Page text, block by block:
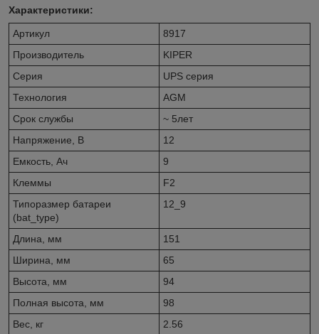
Характеристики:
Артикул
8917
Производитель
KIPER
Серия
UPS серия
Технология
AGM
Cрок службы
~ 5лет
Напряжение, В
12
Емкость, Ач
9
Клеммы
F2
Типоразмер батареи
(bat_type)
12_9
Длина, мм
151
Ширина, мм
65
Высота, мм
94
Полная высота, мм
98
Вес, кг
2.56